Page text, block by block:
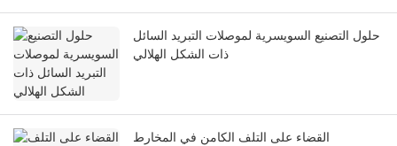
حلول التصنيع السويسرية لموصلات التبريد السائل
ذات الشكل الهلالي
القضاء على التلف الكامن في المخارط